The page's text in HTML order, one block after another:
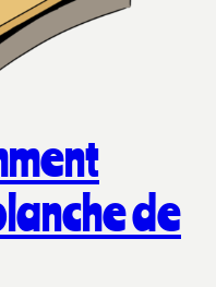
de